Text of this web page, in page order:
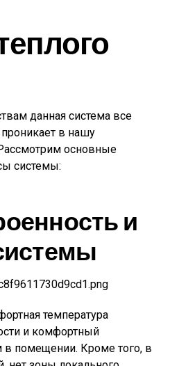
данная система все
в нашу
основные
системы:
и
температура
и комфортный
помещении. Кроме того, в